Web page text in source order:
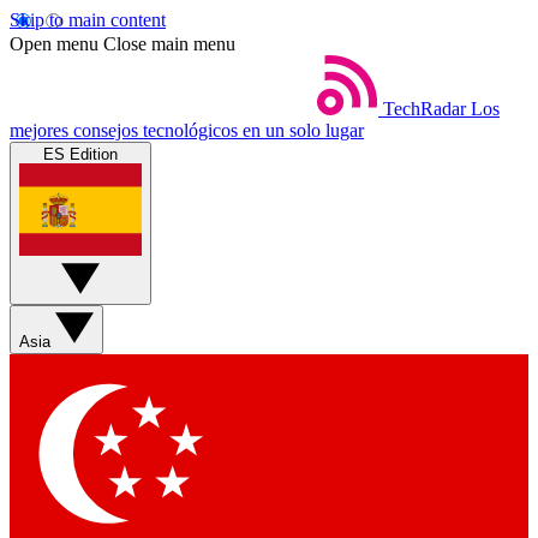
Skip to main content
Open menu Close main menu
TechRadar Los
mejores consejos tecnológicos en un solo lugar
ES Edition
Asia